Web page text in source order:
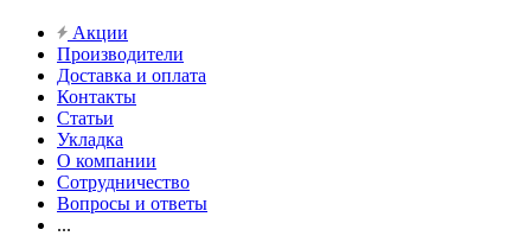
Акции
Производители
Доставка и оплата
Контакты
Статьи
Укладка
О компании
Сотрудничество
Вопросы и ответы
...